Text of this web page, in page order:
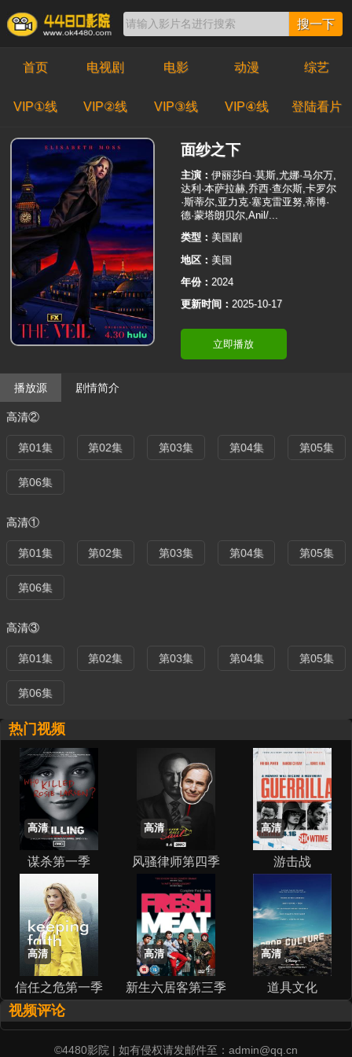
搜一下
首页 电视剧 电影 动漫 综艺
VIP①线 VIP②线 VIP③线 VIP④线 登陆看片
面纱之下
主演：伊丽莎白·莫斯,尤娜·马尔万,
达利·本萨拉赫,乔西·查尔斯,卡罗尔
·斯蒂尔,亚力克·塞克雷亚努,蒂博·
德·蒙塔朗贝尔,Anil/...
类型：美国剧
地区：美国
年份： 2024
更新时间：2025-10-17
立即播放
播放源 剧情简介
高清②
第01集 第02集 第03集 第04集 第05集
第06集
高清①
第01集 第02集 第03集 第04集 第05集
第06集
高清③
第01集 第02集 第03集 第04集 第05集
第06集
热门视频
高清
谋杀第一季
高清
风骚律师第四季
高清
游击战
高清
信任之危第一季
高清
新生六居客第三季
高清
道具文化
视频评论
©4480影院 | 如有侵权请发邮件至：admin@qq.cn